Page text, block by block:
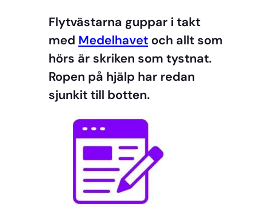
Flytvästarna guppar i takt
med Medelhavet och allt som
hörs är skriken som tystnat.
Ropen på hjälp har redan
sjunkit till botten.